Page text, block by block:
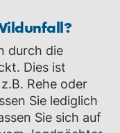
durch die
Dies ist
Rehe oder
Sie lediglich
Sie sich auf